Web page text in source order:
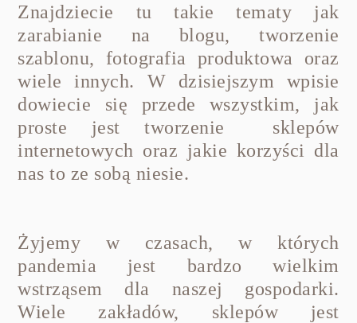
Znajdziecie tu takie tematy jak
zarabianie na blogu, tworzenie
szablonu, fotografia produktowa oraz
wiele innych. W dzisiejszym wpisie
dowiecie się przede wszystkim, jak
proste jest tworzenie sklepów
internetowych oraz jakie korzyści dla
nas to ze sobą niesie.
Żyjemy w czasach, w których
pandemia jest bardzo wielkim
wstrząsem dla naszej gospodarki.
Wiele zakładów, sklepów jest